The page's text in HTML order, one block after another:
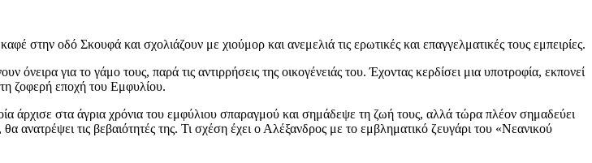
στην οδό Σκουφά και σχολιάζουν με χιούμορ και ανεμελιά τις ερωτικές και επαγγελματικές τους εμπειρίες.
για το γάμο τους, παρά τις αντιρρήσεις της οικογένειάς του. Έχοντας κερδίσει μια υποτροφία, εκπονεί
ζοφερή εποχή του Εμφυλίου.
άρχισε στα άγρια χρόνια του εμφύλιου σπαραγμού και σημάδεψε τη ζωή τους, αλλά τώρα πλέον σημαδεύει
τις βεβαιότητές της. Τι σχέση έχει ο Αλέξανδρος με το εμβληματικό ζευγάρι του «Νεανικού